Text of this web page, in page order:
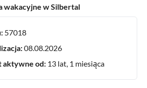
wakacyjne w Silbertal
57018
08.08.2026
aktywne od: 13 lat, 1 miesiąca